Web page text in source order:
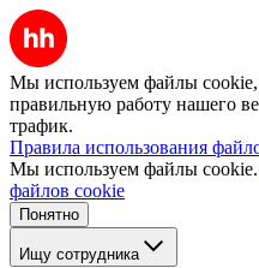
Мы используем файлы cookie,
правильную работу нашего
трафик.
Правила использования
Мы используем файлы cookie.
файлов cookie
Понятно
Ищу сотрудника